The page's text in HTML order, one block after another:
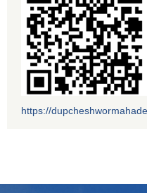
https://